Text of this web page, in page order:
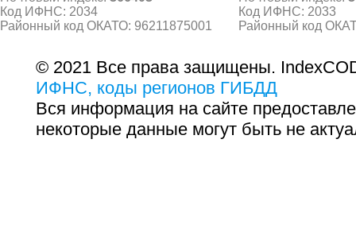
Код ИФНС: 2034
Районный код ОКАТО: 96211875001
Код ИФНС: 2033
Районный код
© 2021 Все права защищены.
ИФНС, коды регионов ГИБДД
Вся информация на сайте
некоторые данные могут быть не